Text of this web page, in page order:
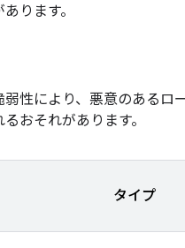
ります。
性により、悪意のあるロ
おそれがあります。
タイプ